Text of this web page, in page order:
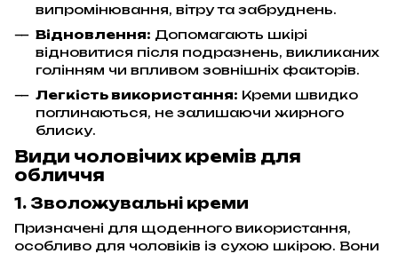
випромінювання, вітру та забруднень.
Відновлення: Допомагають шкірі
відновитися після подразнень, викликаних
голінням чи впливом зовнішніх факторів.
Легкість використання: Креми швидко
поглинаються, не залишаючи жирного
блиску.
Види чоловічих кремів для
обличчя
1. Зволожувальні креми
Призначені для щоденного використання,
особливо для чоловіків із сухою шкірою. Вони